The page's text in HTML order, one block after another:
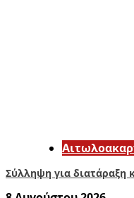
Σύλληψη για διατάραξη